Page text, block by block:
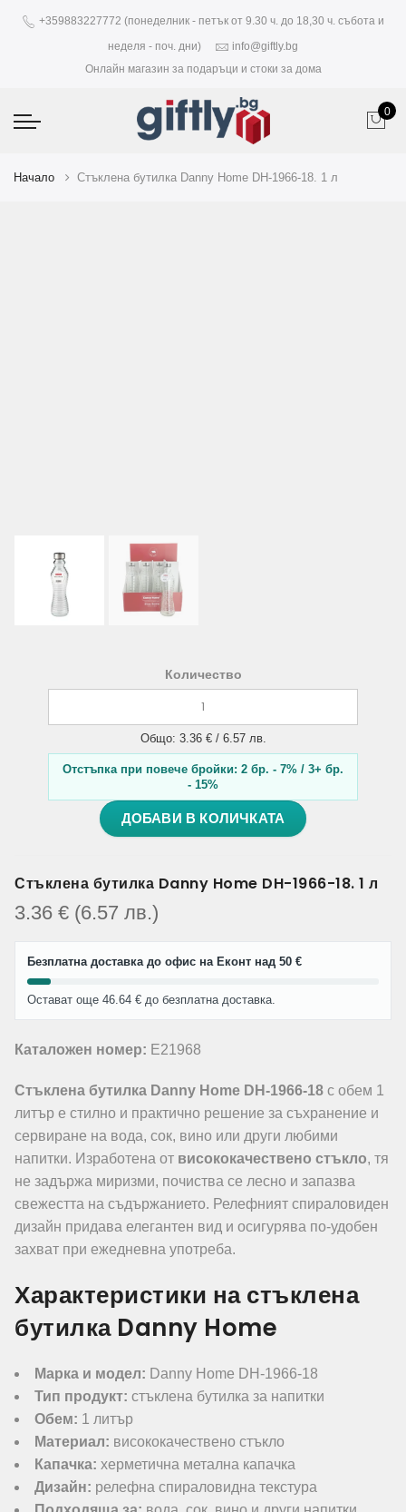
+359883227772 (понеделник - петък от 9.30 ч. до 18,30 ч. събота и
неделя - поч. дни)
info@giftly.bg
Онлайн магазин за подаръци и стоки за дома
0
Начало Стъклена бутилка Danny Home DH-1966-18. 1 л
Количество
Общо: 3.36 € / 6.57 лв.
Отстъпка при повече бройки: 2 бр. - 7% / 3+ бр.
- 15%
ДОБАВИ В КОЛИЧКАТА
Стъклена бутилка Danny Home DH-1966-18. 1 л
3.36 € (6.57 лв.)
Безплатна доставка до офис на Еконт над 50 €
Остават още 46.64 € до безплатна доставка.
Каталожен номер: E21968
Стъклена бутилка Danny Home DH-1966-18 с обем 1
литър е стилно и практично решение за съхранение и
сервиране на вода, сок, вино или други любими
напитки. Изработена от висококачествено стъкло, тя
не задържа миризми, почиства се лесно и запазва
свежестта на съдържанието. Релефният спираловиден
дизайн придава елегантен вид и осигурява по-удобен
захват при ежедневна употреба.
Характеристики на стъклена
бутилка Danny Home
Марка и модел: Danny Home DH-1966-18
Тип продукт: стъклена бутилка за напитки
Обем: 1 литър
Материал: висококачествено стъкло
Капачка: херметична метална капачка
Дизайн: релефна спираловидна текстура